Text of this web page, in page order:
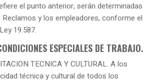
el punto anterior, serán determinadas
y los empleadores, conforme el
19.587.
ESPECIALES DE TRABAJO.
TECNICA Y CULTURAL. A los
técnica y cultural de todos los